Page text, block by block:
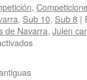
,
, Sub 10, Sub 8 |
de Navarra, Julen
en